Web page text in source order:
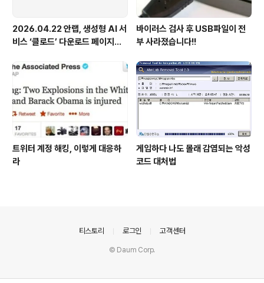
2026.04.22 안랩, 생성형 AI 서
비스 ‘클로드’ 다운로드 페이지로
바이러스 검사 후 USB파일이 전
부 사라졌습니다!!
트위터 계정 해킹, 이렇게 대응하
라
게임하다 나도 몰래 감염되는 악성
코드 대처법
티스토리 로그인 고객센터
© Daum Corp.